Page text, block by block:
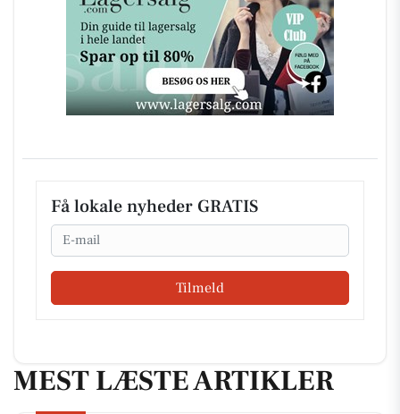
Få lokale nyheder GRATIS
Email
Tilmeld
MEST LÆSTE ARTIKLER